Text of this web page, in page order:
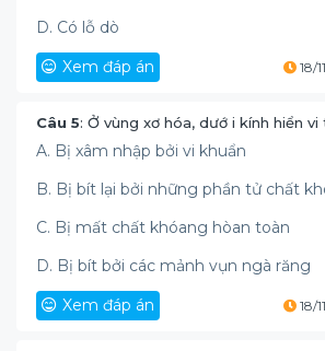
D. Có lỗ dò
Xem đáp án
18/
Câu 5: Ở vùng xơ hóa, dướ i kính hiển
A. Bị xâm nhập bởi vi khuẩn
B. Bị bít lại bởi những phần tử chất
C. Bị mất chất khóang hòan toàn
D. Bị bít bởi các mảnh vụn ngà răng
Xem đáp án
18/